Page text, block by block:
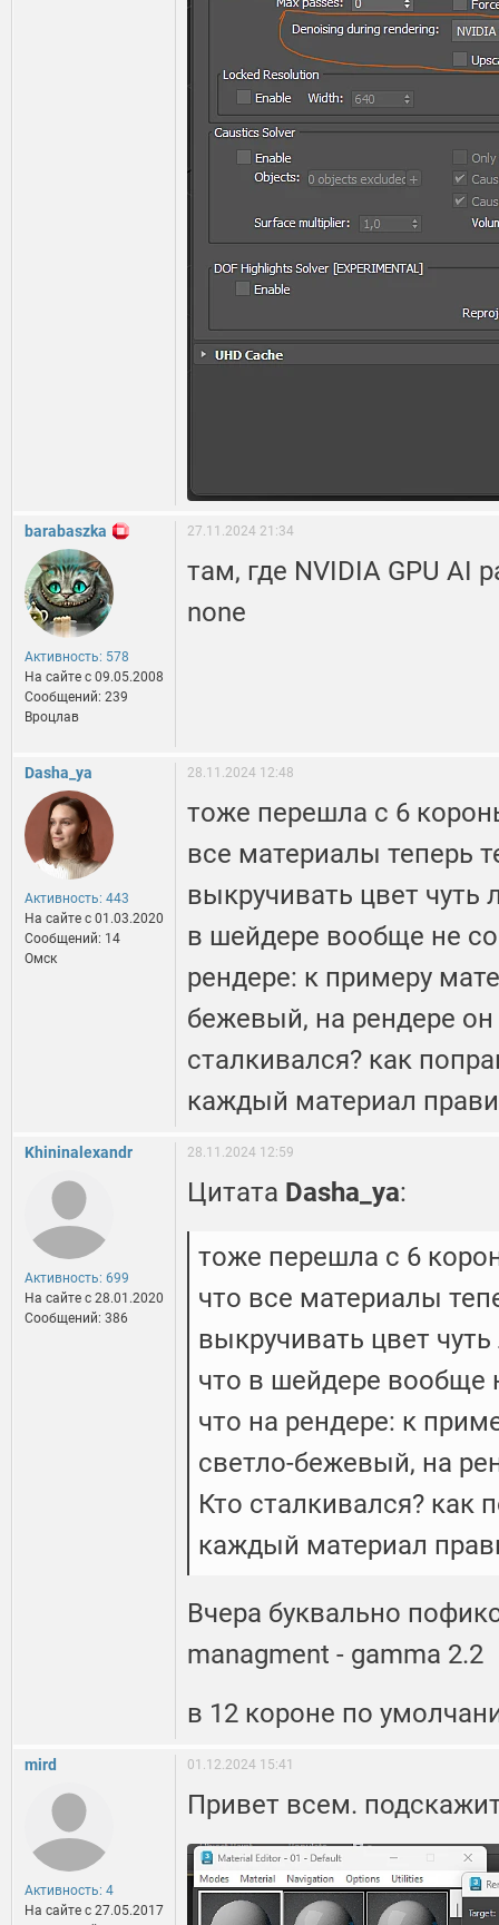
barabaszka
Активность: 578
На сайте c 09.05.2008
Сообщений: 239
Вроцлав
27.11.2024 21:34
там, где NVIDIA GPU AI
none
Dasha_ya
Активность: 443
На сайте c 01.03.2020
Сообщений: 14
Омск
28.11.2024 12:48
тоже перешла с 6
все материалы теперь
выкручивать цвет чуть
в шейдере вообще не
рендере: к примеру
бежевый, на рендере
сталкивался? как
каждый материал
Khininalexandr
Активность: 699
На сайте c 28.01.2020
Сообщений: 386
28.11.2024 12:59
Цитата Dasha_ya:
тоже перешла с 6
что все материалы
выкручивать цвет
что в шейдере вообще
что на рендере: к
светло-бежевый, на
Кто сталкивался? как
каждый материал
Вчера буквально
managment - gamma 2.2
в 12 короне по
mird
Активность: 4
На сайте c 27.05.2017
01.12.2024 15:41
Привет всем.